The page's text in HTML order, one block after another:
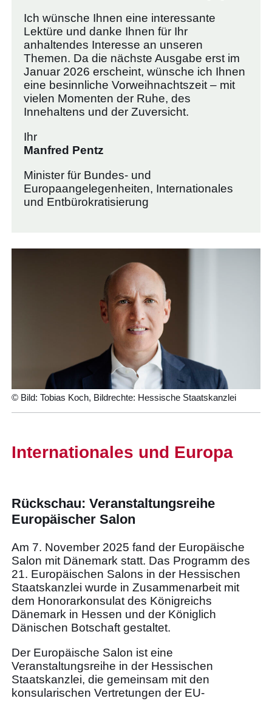
Ich wünsche Ihnen eine interessante
Lektüre und danke Ihnen für Ihr
anhaltendes Interesse an unseren
Themen. Da die nächste Ausgabe erst im
Januar 2026 erscheint, wünsche ich Ihnen
eine besinnliche Vorweihnachtszeit – mit
vielen Momenten der Ruhe, des
Innehaltens und der Zuversicht.
Ihr
Manfred Pentz
Minister für Bundes- und
Europaangelegenheiten, Internationales
und Entbürokratisierung
© Bild: Tobias Koch, Bildrechte: Hessische Staatskanzlei
Internationales und Europa
Rückschau: Veranstaltungsreihe
Europäischer Salon
Am 7. November 2025 fand der Europäische
Salon mit Dänemark statt. Das Programm des
21. Europäischen Salons in der Hessischen
Staatskanzlei wurde in Zusammenarbeit mit
dem Honorarkonsulat des Königreichs
Dänemark in Hessen und der Königlich
Dänischen Botschaft gestaltet.
Der Europäische Salon ist eine
Veranstaltungsreihe in der Hessischen
Staatskanzlei, die gemeinsam mit den
konsularischen Vertretungen der EU-